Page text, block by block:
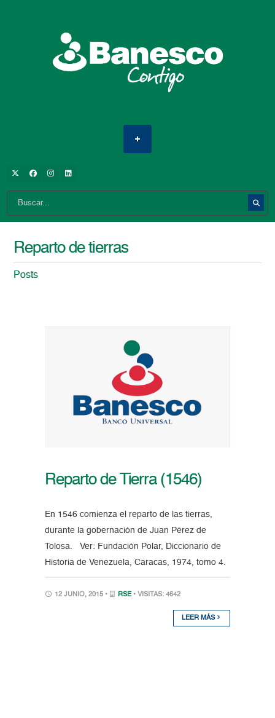
Reparto de tierras
Posts
Reparto de Tierra (1546)
En 1546 comienza el reparto de las tierras,
durante la gobernación de Juan Pérez de
Tolosa. Ver: Fundación Polar, Diccionario de
Historia de Venezuela, Caracas, 1974, tomo 4.
12 JUNIO, 2015 • RSE • VISITAS: 4642
LEER MÁS